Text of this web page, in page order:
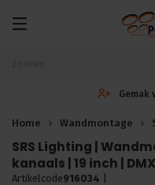
Home Wandmontage
SRS Lighting |
kanaals | 19 inch |
Artikelcode916034